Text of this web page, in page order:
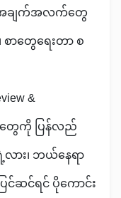
ချက်အလက်တွေ
ာတွေရေးတာ စ
&
တွေကို ပြန်လည်
ား၊ ဘယ်နေရာ
ဆင်ရင် ပိုကောင်း